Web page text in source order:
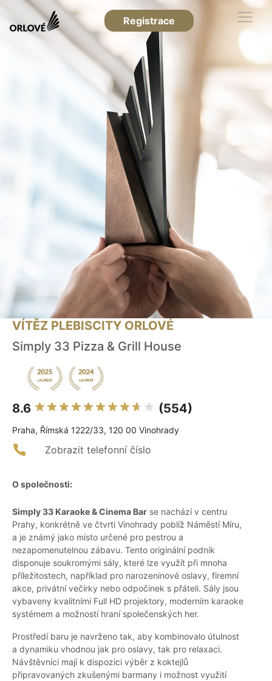
Registrace
VÍTĚZ PLEBISCITY ORLOVÉ
Simply 33 Pizza & Grill House
8.6 (554)
Praha, Římská 1222/33, 120 00 Vinohrady
Zobrazit telefonní číslo
O společnosti:
Simply 33 Karaoke & Cinema Bar se nachází v centru
Prahy, konkrétně ve čtvrti Vinohrady poblíž Náměstí Míru,
a je známý jako místo určené pro pestrou a
nezapomenutelnou zábavu. Tento originální podnik
disponuje soukromými sály, které lze využít při mnoha
příležitostech, například pro narozeninové oslavy, firemní
akce, privátní večírky nebo odpočinek s přáteli. Sály jsou
vybaveny kvalitními Full HD projektory, moderním karaoke
systémem a možností hraní společenských her.
Prostředí baru je navrženo tak, aby kombinovalo útulnost
a dynamiku vhodnou jak pro oslavy, tak pro relaxaci.
Návštěvníci mají k dispozici výběr z koktejlů
připravovaných zkušenými barmany i možnost využití